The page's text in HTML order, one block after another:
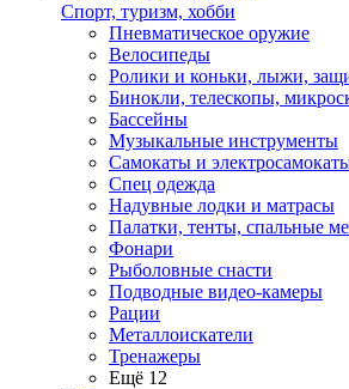
Спорт, туризм, хобби
Пневматическое оружие
Велосипеды
Ролики и коньки, лыжи,
Бинокли, телескопы,
Бассейны
Музыкальные инструменты
Самокаты и
Спец одежда
Надувные лодки и матрасы
Палатки, тенты, спальные
Фонари
Рыболовные снасти
Подводные видео-камеры
Рации
Металлоискатели
Тренажеры
Ещё 12